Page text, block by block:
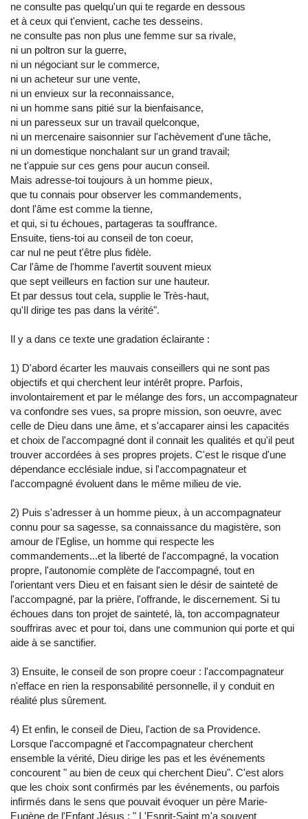
ne consulte pas quelqu'un qui te regarde en dessous
et à ceux qui t'envient, cache tes desseins.
ne consulte pas non plus une femme sur sa rivale,
ni un poltron sur la guerre,
ni un négociant sur le commerce,
ni un acheteur sur une vente,
ni un envieux sur la reconnaissance,
ni un homme sans pitié sur la bienfaisance,
ni un paresseux sur un travail quelconque,
ni un mercenaire saisonnier sur l'achèvement d'une tâche,
ni un domestique nonchalant sur un grand travail;
ne t'appuie sur ces gens pour aucun conseil.
Mais adresse-toi toujours à un homme pieux,
que tu connais pour observer les commandements,
dont l'âme est comme la tienne,
et qui, si tu échoues, partageras ta souffrance.
Ensuite, tiens-toi au conseil de ton coeur,
car nul ne peut t'être plus fidèle.
Car l'âme de l'homme l'avertit souvent mieux
que sept veilleurs en faction sur une hauteur.
Et par dessus tout cela, supplie le Très-haut,
qu'Il dirige tes pas dans la vérité".
Il y a dans ce texte une gradation éclairante :
1) D'abord écarter les mauvais conseillers qui ne sont pas
objectifs et qui cherchent leur intérêt propre. Parfois,
involontairement et par le mélange des fors, un accompagnateur
va confondre ses vues, sa propre mission, son oeuvre, avec
celle de Dieu dans une âme, et s'accaparer ainsi les capacités
et choix de l'accompagné dont il connait les qualités et qu'il peut
trouver accordées à ses propres projets. C'est le risque d'une
dépendance ecclésiale indue, si l'accompagnateur et
l'accompagné évoluent dans le même milieu de vie.
2) Puis s'adresser à un homme pieux, à un accompagnateur
connu pour sa sagesse, sa connaissance du magistère, son
amour de l'Eglise, un homme qui respecte les
commandements...et la liberté de l'accompagné, la vocation
propre, l'autonomie complète de l'accompagné, tout en
l'orientant vers Dieu et en faisant sien le désir de sainteté de
l'accompagné, par la prière, l'offrande, le discernement. Si tu
échoues dans ton projet de sainteté, là, ton accompagnateur
souffriras avec et pour toi, dans une communion qui porte et qui
aide à se sanctifier.
3) Ensuite, le conseil de son propre coeur : l'accompagnateur
n'efface en rien la responsabilité personnelle, il y conduit en
réalité plus sûrement.
4) Et enfin, le conseil de Dieu, l'action de sa Providence.
Lorsque l'accompagné et l'accompagnateur cherchent
ensemble la vérité, Dieu dirige les pas et les événements
concourent " au bien de ceux qui cherchent Dieu". C'est alors
que les choix sont confirmés par les événements, ou parfois
infirmés dans le sens que pouvait évoquer un père Marie-
Eugène de l'Enfant Jésus : " L'Esprit-Saint m'a souvent